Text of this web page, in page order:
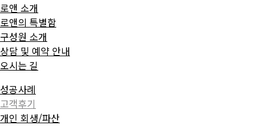
로앤 소개
로앤의 특별함
구성원 소개
상담 및 예약 안내
오시는 길
성공사례
고객후기
개인 회생/파산